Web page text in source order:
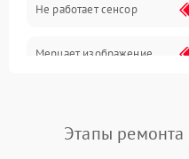
Не работает сенсор
Мерцает изображение
Не работает Face ID
Этапы